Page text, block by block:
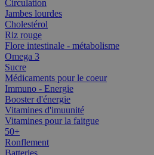
Circulation
Jambes lourdes
Cholestérol
Riz rouge
Flore intestinale - métabolisme
Omega 3
Sucre
Médicaments pour le coeur
Immuno - Energie
Booster d'énergie
Vitamines d'imuunité
Vitamines pour la faitgue
50+
Ronflement
Batteries